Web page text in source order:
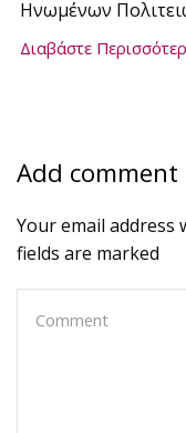
Ηνωμένων
Διαβάστε
Add comment
Your email address
fields are marked